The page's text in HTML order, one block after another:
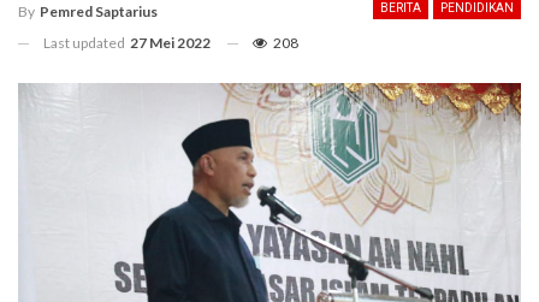
BERITA PENDIDIKAN
By Pemred Saptarius
Last updated 27 Mei 2022 208